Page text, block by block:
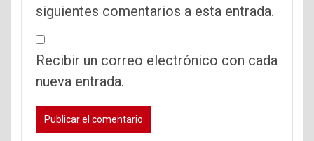
siguientes comentarios a esta entrada.
Recibir un correo electrónico con cada
nueva entrada.